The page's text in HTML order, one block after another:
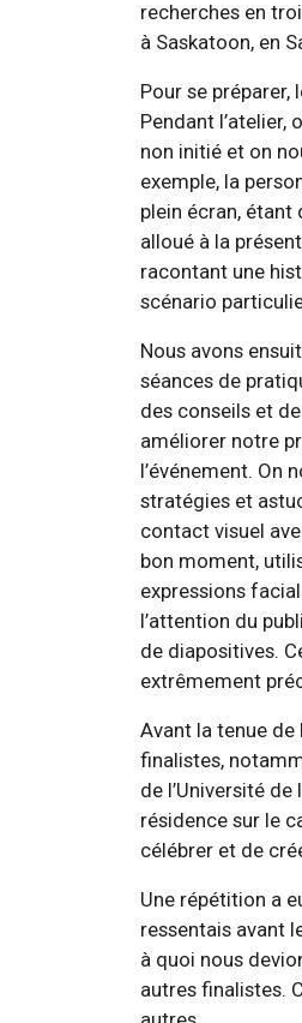
recherches en
à Saskatoon, en
Pour se
Pendant
non initié et on
exemple, la
plein écran, étant
alloué à la
racontant une
scénario
Nous avons
séances de
des conseils et
améliorer notre
l’événement. On
stratégies et
contact visuel
bon moment,
expressions
l’attention du
de diapositives.
extrêmement
Avant la tenue de
finalistes,
de l’Université
résidence sur le
célébrer et de
Une répétition a
ressentais avant
à quoi nous
autres finalistes.